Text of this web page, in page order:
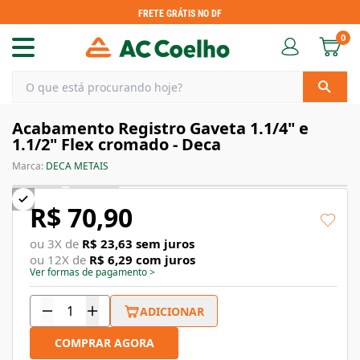
FRETE GRÁTIS NO DF
0
Acabamento Registro Gaveta 1.1/4" e
1.1/2" Flex cromado - Deca
Marca: DECA METAIS
R$ 70,90
ou 3X de R$ 23,63 sem juros
ou 12X de R$ 6,29 com juros
Ver formas de pagamento>
ADICIONAR
COMPRAR AGORA